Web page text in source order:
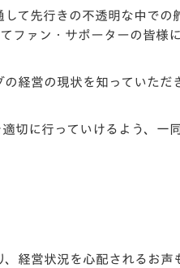
て先行きの不透明な中での
ファン・サポーターの皆様に
経営の現状を知っていただ
切に行っていけるよう、一同
経営状況を心配されるお声